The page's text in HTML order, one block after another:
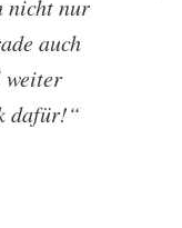
nicht nur
auch
weiter
dafür!“